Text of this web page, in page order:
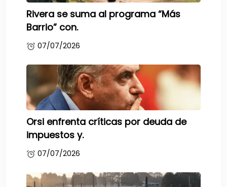
Rivera se suma al programa “Más
Barrio” con.
07/07/2026
Orsi enfrenta críticas por deuda de
impuestos y.
07/07/2026